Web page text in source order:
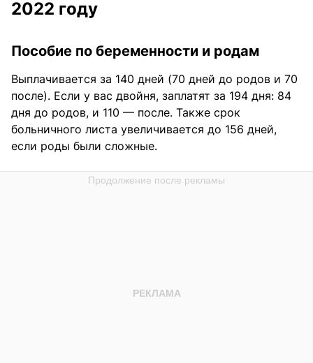
2022 году
Пособие по беременности и родам
Выплачивается за 140 дней (70 дней до родов и 70
после). Если у вас двойня, заплатят за 194 дня: 84
дня до родов, и 110 — после. Также срок
больничного листа увеличивается до 156 дней,
если роды были сложные.